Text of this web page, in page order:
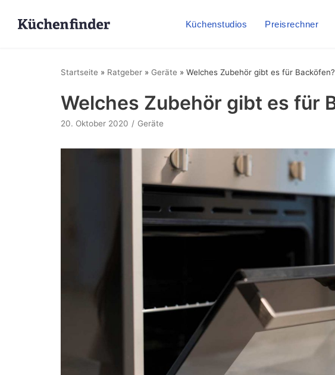
Küchenstudios Preisrechner
Startseite » Ratgeber » Geräte » Welches Zubehör gibt es für Backöfen?
Welches Zubehör gibt es für
20. Oktober 2020 Geräte